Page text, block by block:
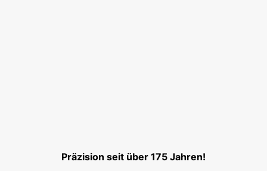
Präzision seit über 175 Jahren!